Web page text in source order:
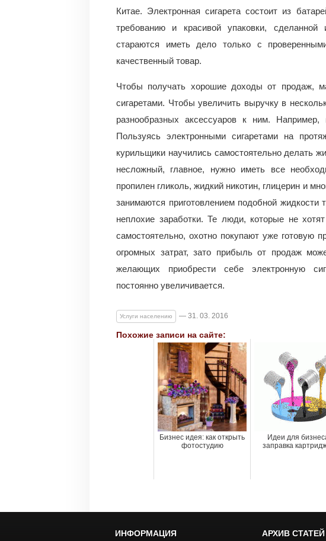
Китае. Электронная сигарета состоит из
требованию и красивой упаковки, сделанной
стараются иметь дело только с
качественный товар.
Чтобы получать хорошие доходы от продаж,
сигаретами. Чтобы увеличить выручку в
разнообразных аксессуаров к ним. Например,
Пользуясь электронными сигаретами на
курильщики научились самостоятельно делать
несложный, главное, нужно иметь все
пропилен гликоль, жидкий никотин, глицерин и
занимаются приготовлением подобной
неплохие заработки. Те люди, которые не
самостоятельно, охотно покупают уже готовую
огромных затрат, зато прибыль от продаж
желающих приобрести себе электронную
постоянно увеличивается.
Услуги населению — 31. 03. 2016
Похожие записи на сайте:
Бизнес идея: как открыть
фотостудию
Идеи для
заправка
ИНФОРМАЦИЯ АРХИВ СТАТЕЙ